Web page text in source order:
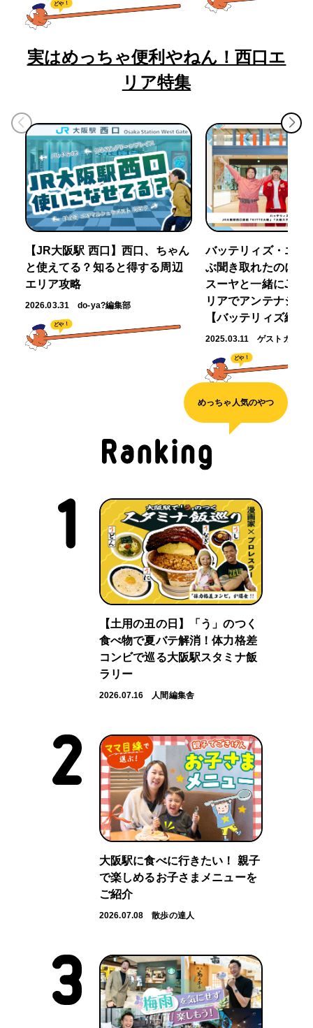
どや！
実はめっちゃ便利やねん！西口エ
リア特集
【JR大阪駅 西口】西口、ちゃん
と使えてる？知ると得する周辺
エリア攻略
2026.03.31 do-ya?編集部
どや！
バッテリィズ・エー
ぶ聞き取れたのに～
スーヤと一緒にJR
リアでアンテナショ
【バッテリィズ編】
2025.03.11 ゲストガイド
どや！
めっちゃ人気のやつ
【土用の丑の日】「う」のつく
食べ物で夏バテ解消！体力格差
コンビで巡る大阪駅スタミナ飯
ラリー
2026.07.16 人間編集舎
大阪駅に食べに行きたい！ 親子
で楽しめるお子さまメニューを
ご紹介
2026.07.08 散歩の達人